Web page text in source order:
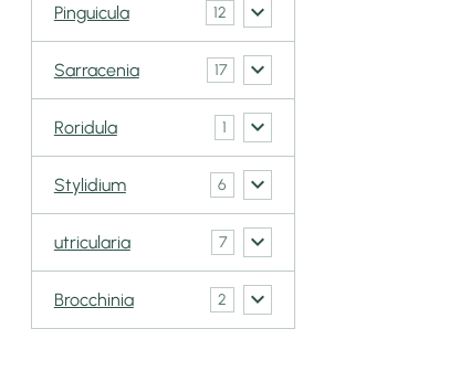
Pinguicula 12
Sarracenia 17
Roridula 1
Stylidium 6
utricularia 7
Brocchinia 2